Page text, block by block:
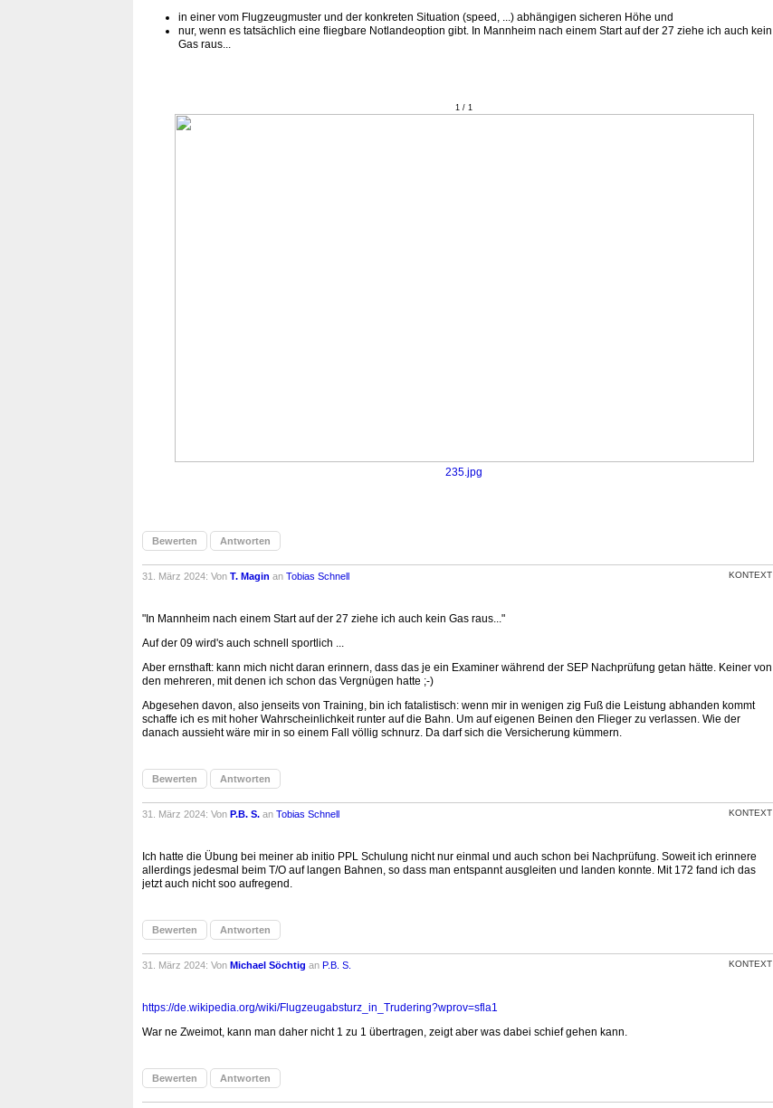
in einer vom Flugzeugmuster und der konkreten Situation (speed, ...) abhängigen sicheren Höhe und
nur, wenn es tatsächlich eine fliegbare Notlandeoption gibt. In Mannheim nach einem Start auf der 27 ziehe ich auch kein
Gas raus...
1 / 1
235.jpg
Bewerten Antworten
31. März 2024: Von T. Magin an Tobias Schnell KONTEXT
"In Mannheim nach einem Start auf der 27 ziehe ich auch kein Gas raus..."
Auf der 09 wird's auch schnell sportlich ...
Aber ernsthaft: kann mich nicht daran erinnern, dass das je ein Examiner während der SEP Nachprüfung getan hätte. Keiner von
den mehreren, mit denen ich schon das Vergnügen hatte ;-)
Abgesehen davon, also jenseits von Training, bin ich fatalistisch: wenn mir in wenigen zig Fuß die Leistung abhanden kommt
schaffe ich es mit hoher Wahrscheinlichkeit runter auf die Bahn. Um auf eigenen Beinen den Flieger zu verlassen. Wie der
danach aussieht wäre mir in so einem Fall völlig schnurz. Da darf sich die Versicherung kümmern.
Bewerten Antworten
31. März 2024: Von P.B. S. an Tobias Schnell KONTEXT
Ich hatte die Übung bei meiner ab initio PPL Schulung nicht nur einmal und auch schon bei Nachprüfung. Soweit ich erinnere
allerdings jedesmal beim T/O auf langen Bahnen, so dass man entspannt ausgleiten und landen konnte. Mit 172 fand ich das
jetzt auch nicht soo aufregend.
Bewerten Antworten
31. März 2024: Von Michael Söchtig an P.B. S. KONTEXT
https://de.wikipedia.org/wiki/Flugzeugabsturz_in_Trudering?wprov=sfla1
War ne Zweimot, kann man daher nicht 1 zu 1 übertragen, zeigt aber was dabei schief gehen kann.
Bewerten Antworten